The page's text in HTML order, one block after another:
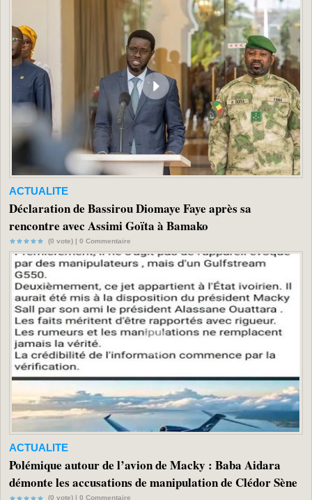
ACTUALITE
Déclaration de Bassirou Diomaye Faye après sa
rencontre avec Assimi Goïta à Bamako
(0 vote) | 0 Commentaire
ACTUALITE
Polémique autour de l’avion de Macky : Baba Aidara
démonte les accusations de manipulation de Clédor Sène
(0 vote) | 0 Commentaire